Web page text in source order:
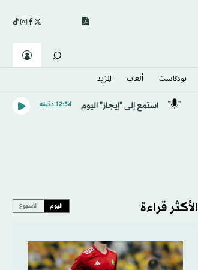
بودكاست ألعاب المزيد
استمع إلى "إيجاز" اليوم 12:34 دقيقه
الأكثر قراءة اليوم الأسبوع